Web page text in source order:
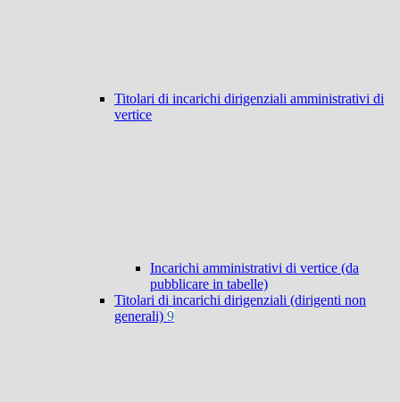
Titolari di incarichi dirigenziali amministrativi di
vertice
Incarichi amministrativi di vertice (da
pubblicare in tabelle)
Titolari di incarichi dirigenziali (dirigenti non
generali) 9